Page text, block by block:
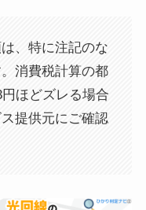
、特に注記のな
消費税計算の都
ほどズレる場合
提供元にご確認